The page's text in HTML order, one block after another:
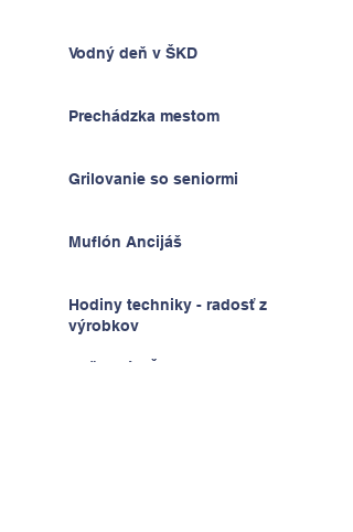
Vodný deň v ŠKD
Prechádzka mestom
Grilovanie so seniormi
Muflón Ancijáš
Hodiny techniky - radosť z
výrobkov
Deň detí v ŠKD